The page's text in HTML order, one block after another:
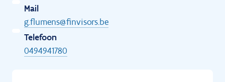
Mail
g.flumens@finvisors.be
Telefoon
0494941780